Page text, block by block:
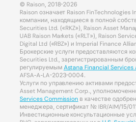
© Raison, 2018-2026
Raison означает Raison FinTechnologies
компании, находящиеся в полной
Securities Ltd. («RKZ»), Raison Asset
UAB Raison Markets («RLT»), Raison
Digital Ltd («RBZ») и Imperial Finance
Брокерские услуги предоставляются
Securities Ltd., зарегистрированным
регулируемым Astana Financial
AFSA-A-LA-2023-0004.
Услуги по управлению активами
Asset Management Corp.,
Services Commission в качестве
менеджера, сертификат № IBR/AIM/15/
Инвестиционные консультационные